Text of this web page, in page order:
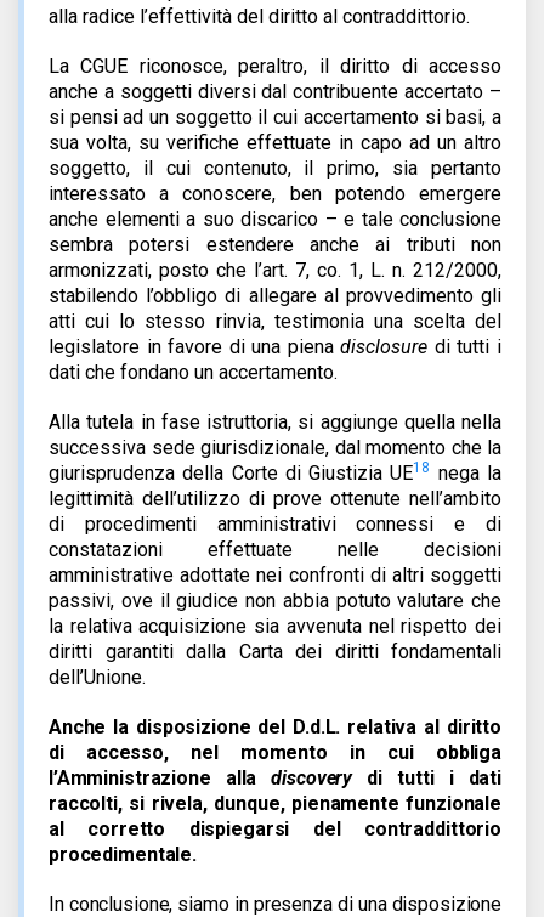
alla radice l’effettività del diritto al contraddittorio.
La CGUE riconosce, peraltro, il diritto di accesso
anche a soggetti diversi dal contribuente accertato –
si pensi ad un soggetto il cui accertamento si basi, a
sua volta, su verifiche effettuate in capo ad un altro
soggetto, il cui contenuto, il primo, sia pertanto
interessato a conoscere, ben potendo emergere
anche elementi a suo discarico – e tale conclusione
sembra potersi estendere anche ai tributi non
armonizzati, posto che l’art. 7, co. 1, L. n. 212/2000,
stabilendo l’obbligo di allegare al provvedimento gli
atti cui lo stesso rinvia, testimonia una scelta del
legislatore in favore di una pienadisclosure di tutti i
dati che fondano un accertamento.
Alla tutela in fase istruttoria, si aggiunge quella nella
successiva sede giurisdizionale, dal momento che la
giurisprudenza della Corte di Giustizia UE18 nega la
legittimità dell’utilizzo di prove ottenute nell’ambito
di procedimenti amministrativi connessi e di
constatazioni effettuate nelle decisioni
amministrative adottate nei confronti di altri soggetti
passivi, ove il giudice non abbia potuto valutare che
la relativa acquisizione sia avvenuta nel rispetto dei
diritti garantiti dalla Carta dei diritti fondamentali
dell’Unione.
Anche la disposizione del D.d.L. relativa al diritto
di accesso, nel momento in cui obbliga
l’Amministrazione alladiscovery di tutti i dati
raccolti, si rivela, dunque, pienamente funzionale
al corretto dispiegarsi del contraddittorio
procedimentale.
In conclusione, siamo in presenza di una disposizione